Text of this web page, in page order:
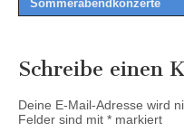
navigation
Sommerabendkonzerte
Schreibe einen
Deine E-Mail-Adresse wird
Felder sind mit * markiert